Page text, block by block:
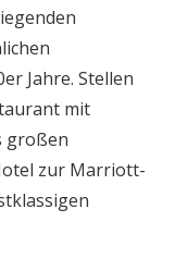
Jahre. Stellen
mit
großen
zur Marriott-